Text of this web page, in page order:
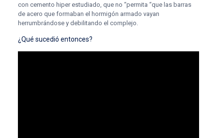
con cemento hiper estudiado, que no “permita “que las barras
de acero que formaban el hormigón armado vayan
herrumbrándose y debilitando el complejo.
¿Qué sucedió entonces?